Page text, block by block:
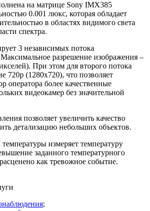
на матрице Sony IMX385
0.001 люкс, которая обладает
в областях видимого света
спектра.
3 независимых потока
разрешение изображения –
При этом для второго потока
720p (1280х720), что позволяет
оператора более качественные
видеокамер без значительной
позволяет увеличить качество
детализацию небольших объектов.
измеряет температуру
заданного температурного
как тревожное событие.
;